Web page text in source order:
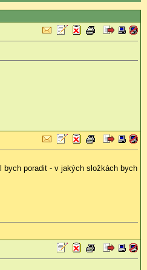
bych poradit - v jakých složkách bych